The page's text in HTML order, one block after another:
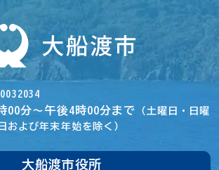
00分～午後4時00分まで
（土曜日・日曜
および年末年始を除く）
大船渡市役所